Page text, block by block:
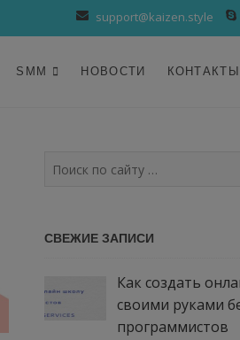
support@kaizen.style
SMM НОВОСТИ КОНТАКТЫ
СВЕЖИЕ ЗАПИСИ
Как создать
своими руками
программистов